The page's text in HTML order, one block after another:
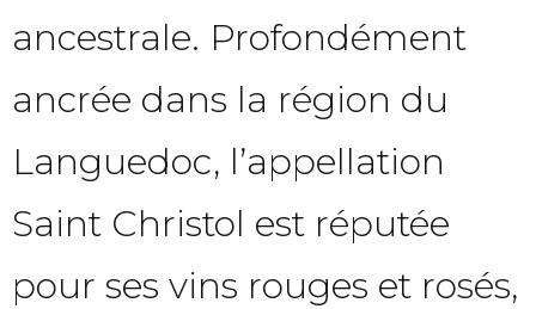
ancestrale. Profondément
ancrée dans la région du
Languedoc, l’appellation
Saint Christol est réputée
pour ses vins rouges et rosés,